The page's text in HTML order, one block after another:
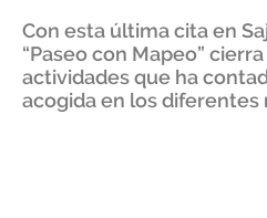
Con esta última cita en
“Paseo con Mapeo”
actividades que ha
acogida en los diferentes